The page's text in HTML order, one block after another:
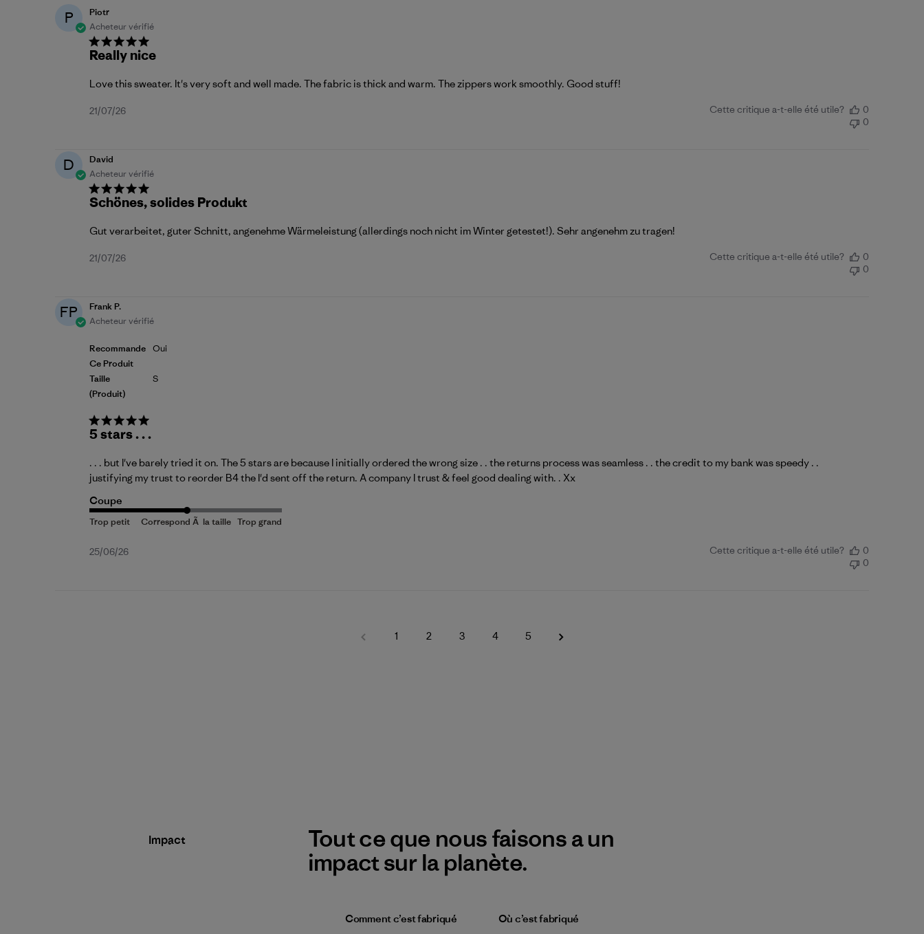
P
Piotr
Acheteur vérifié
Really nice
Love this sweater. It's very soft and well made. The fabric is thick and warm. The zippers work smoothly. Good stuff!
Date
21/07/26 Cette critique a-t-elle été utile?
0
0
D
David
Acheteur vérifié
Schönes, solides Produkt
Gut verarbeitet, guter Schnitt, angenehme Wärmeleistung (allerdings noch nicht im Winter getestet!). Sehr angenehm zu tragen!
Date
21/07/26 Cette critique a-t-elle été utile?
0
0
FP
Frank P.
Acheteur vérifié
Recommande
Ce Produit
Taille
(produit)
Oui
S
5 stars . . .
. . . but I've barely tried it on. The 5 stars are because I initially ordered the wrong size . . the returns process was seamless . . the credit to my bank was speedy . .
justifying my trust to reorder B4 the I'd sent off the return. A company I trust & feel good dealing with. . Xx
Coupe
Date
25/06/26 Cette critique a-t-elle été utile?
0
0
1 2 3 4 5
Impact
Tout ce que nous faisons a un
impact sur la planète.
Comment c’est fabriqué Où c’est fabriqué